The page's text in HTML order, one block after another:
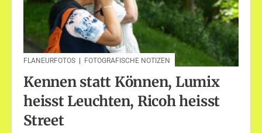
FLANEURFOTOS FOTOGRAFISCHE NOTIZEN
Kennen statt Können, Lumix
heisst Leuchten, Ricoh heisst
Street